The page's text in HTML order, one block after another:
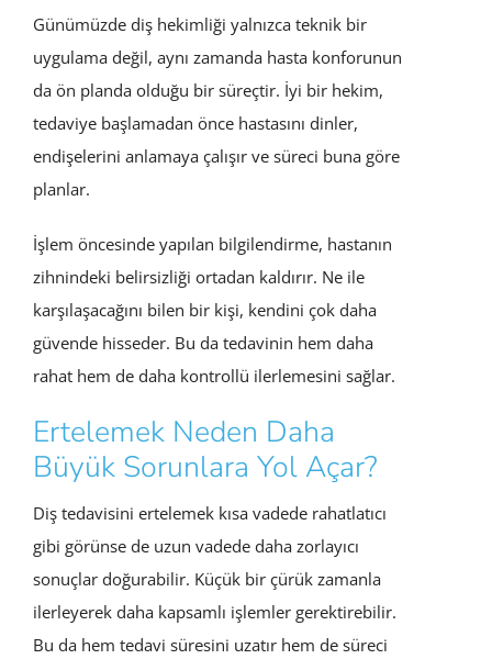
Günümüzde diş hekimliği yalnızca teknik bir
uygulama değil, aynı zamanda hasta konforunun
da ön planda olduğu bir süreçtir. İyi bir hekim,
tedaviye başlamadan önce hastasını dinler,
endişelerini anlamaya çalışır ve süreci buna göre
planlar.
İşlem öncesinde yapılan bilgilendirme, hastanın
zihnindeki belirsizliği ortadan kaldırır. Ne ile
karşılaşacağını bilen bir kişi, kendini çok daha
güvende hisseder. Bu da tedavinin hem daha
rahat hem de daha kontrollü ilerlemesini sağlar.
Ertelemek Neden Daha
Büyük Sorunlara Yol Açar?
Diş tedavisini ertelemek kısa vadede rahatlatıcı
gibi görünse de uzun vadede daha zorlayıcı
sonuçlar doğurabilir. Küçük bir çürük zamanla
ilerleyerek daha kapsamlı işlemler gerektirebilir.
Bu da hem tedavi süresini uzatır hem de süreci